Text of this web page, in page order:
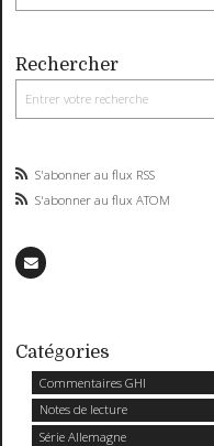
Rechercher
S'abonner au flux RSS
S'abonner au flux ATOM
Catégories
Commentaires GHI
Notes de lecture
Série Allemagne